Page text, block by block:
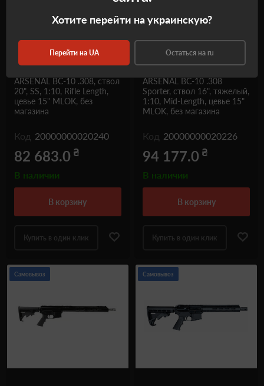
ARSENAL BC-10 .308, ствол
20", SS, 1:10, Rifle Length,
цевье 15" MLOK, без
магазина
Код 20000000020240
82 683.0 ₴
В наличии
в корзину
Купить в один клик
ARSENAL BC-10 .308
Sporter, ствол 16", тяжелый,
1:10, Mid-Length, цевье 15"
MLOK, без магазина
Код 20000000020226
94 177.0 ₴
В наличии
в корзину
Купить в один клик
Самовывоз Самовывоз
Хотите перейти на украинскую?
Перейти на UA Остаться на ru